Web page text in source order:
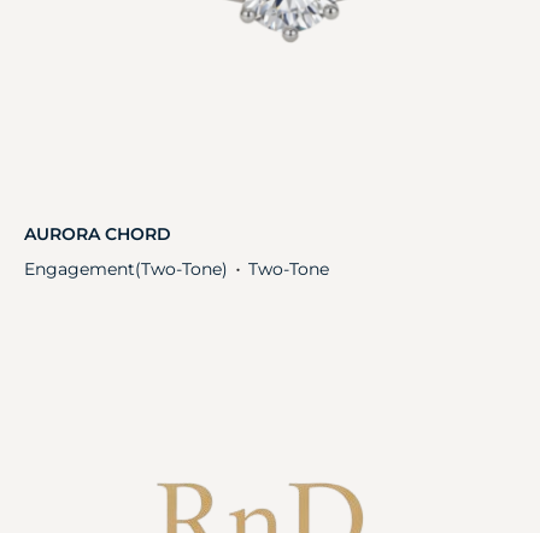
AURORA CHORD
Engagement(Two-Tone) ・ Two-Tone